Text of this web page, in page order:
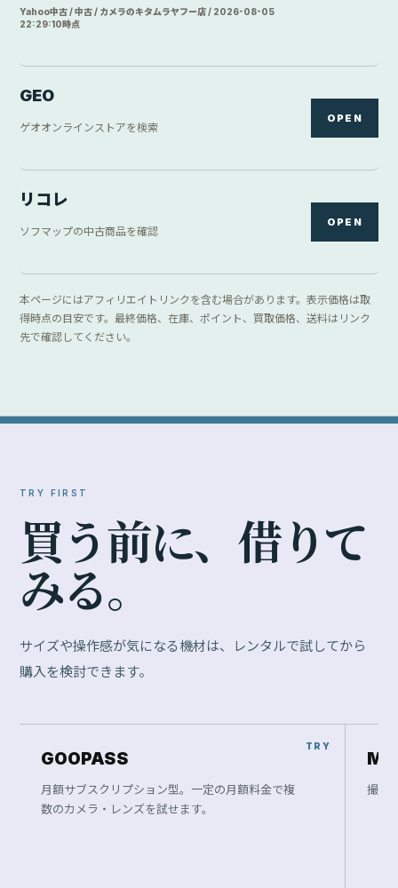
Yahoo中古 / 中古 / カメラのキタムラヤフー店 / 2026-08-05
22:29:10時点
GEO
ゲオオンラインストアを検索
OPEN
リコレ
ソフマップの中古商品を確認
OPEN
本ページにはアフィリエイトリンクを含む場合があります。表示価格は取
得時点の目安です。最終価格、在庫、ポイント、買取価格、送料はリンク
先で確認してください。
TRY FIRST
買う前に、 借りて
みる。
サイズや操作感が気になる機材は、レンタルで試してから
購入を検討できます。
GOOPASS
月額サブスクリプション型。一定の月額料金で複
数のカメラ・レンズを試せます。
撮影